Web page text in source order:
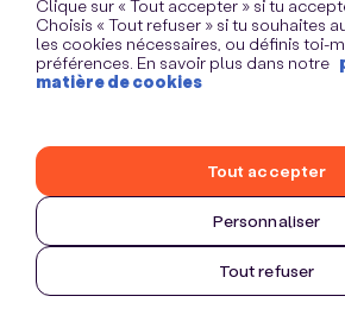
Clique sur « Tout accepter » si tu
Choisis « Tout refuser » si tu souhaites
les cookies nécessaires, ou définis toi-
préférences. En savoir plus dans notre
matière de cookies
Personnaliser
Tout refuser
Tout accepter